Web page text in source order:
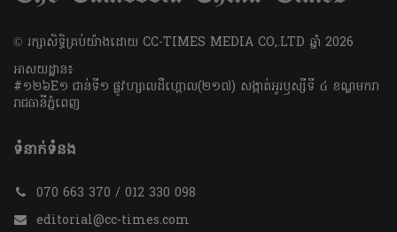
​© រក្សា​សិទ្ធិ​គ្រប់​យ៉ាង​ដោយ​ CC-TIMES MEDIA CO,.LTD ឆ្នាំ​ 2026
អាសយដ្ឋាន៖
#១២៦E១ ជាន់ទី១ ផ្លូវហ្សាលដឺហ្គោល(២១៧) សង្កាត់អូរឫស្សីទី ៤ ខណ្ឌមករា
រាជធានីភ្នំពេញ
ទំនាក់ទំនង
070 663 370 / 012 330 098
editorial@cc-times.com